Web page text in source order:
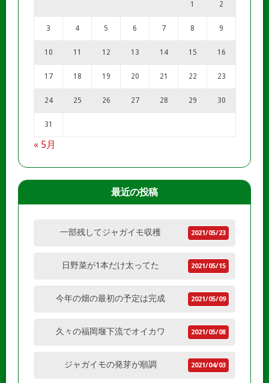
1 2
3 4 5 6 7 8 9
10 11 12 13 14 15 16
17 18 19 20 21 22 23
24 25 26 27 28 29 30
31
« 5月
最近の投稿
一部残してジャガイモ収穫 2021/05/23
日野菜が1本だけ太ってた 2021/05/15
今年の畑の最初の予定は完成 2021/05/09
久々の福岡堰下流でオイカワ 2021/05/08
ジャガイモの発芽が順調 2021/04/03